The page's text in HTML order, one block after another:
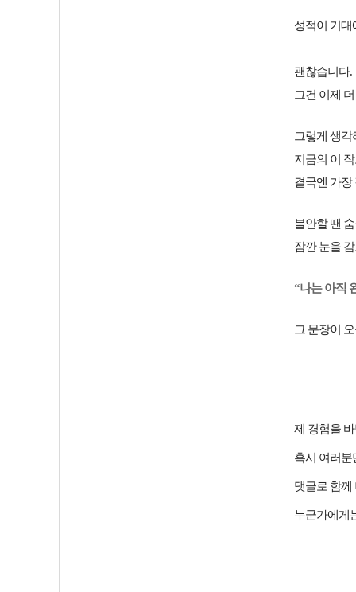
성적이 기대
괜찮습니다.
그건 이제
그렇게 생각
지금의 이
결국엔 가장
불안할 땐
잠깐 눈을
“나는 아직
그 문장이
제 경험을
혹시 여러분
댓글로 함께
누군가에게